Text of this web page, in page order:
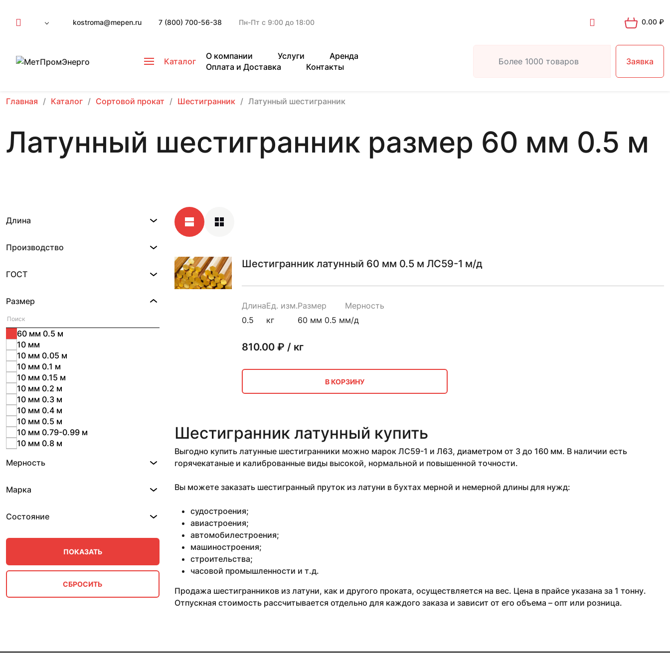
kostroma@mepen.ru 7 (800) 700-56-38 Пн-Пт с 9:00 до 18:00 0.00 ₽
Каталог
О компании Услуги
Аренда
Оплата и Доставка
Контакты
Заявка
Главная Каталог Сортовой прокат Шестигранник Латунный шестигранник
Латунный шестигранник размер 60 мм 0.5 м
Длина
Производство
ГОСТ
Размер
10 мм
10 мм 0.05 м
10 мм 0.1 м
10 мм 0.15 м
10 мм 0.2 м
10 мм 0.3 м
10 мм 0.4 м
10 мм 0.5 м
10 мм 0.79-0.99 м
10 мм 0.8 м
10 мм 0.87-2.95 м
10 мм 0.9-2.8 м
10 мм 1.2 м
11 мм
11 мм 0.87-2.95 м
11 мм 1.59 м
60 мм 0.5 м
Мерность
Марка
Состояние
Шестигранник латунный 60 мм 0.5 м ЛС59-1 м/д
Длина
0.5
Ед. изм.
кг
Размер
60 мм 0.5 м
Мерность
м/д
810.00₽ / кг
В КОРЗИНУ
Шестигранник латунный купить
Выгодно купить латунные шестигранники можно марок ЛС59-1 и Л63, диаметром от 3 до 160 мм. В наличии есть
горячекатаные и калиброванные виды высокой, нормальной и повышенной точности.
Вы можете заказать шестигранный пруток из латуни в бухтах мерной и немерной длины для нужд:
судостроения;
авиастроения;
автомобилестроения;
машиностроения;
строительства;
часовой промышленности и т.д.
Продажа шестигранников из латуни, как и другого проката, осуществляется на вес. Цена в прайсе указана за 1 тонну.
Отпускная стоимость рассчитывается отдельно для каждого заказа и зависит от его объема – опт или розница.